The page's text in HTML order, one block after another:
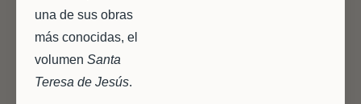
una de sus obras
más conocidas, el
volumen Santa
Teresa de Jesús.